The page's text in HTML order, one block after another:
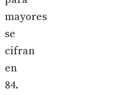
mayores
se
cifran
en
84.